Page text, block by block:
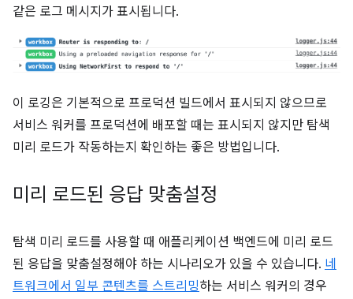
같은 로그 메시지가 표시됩니다.
이 로깅은 기본적으로 프로덕션 빌드에서 표시되지 않으므로
서비스 워커를 프로덕션에 배포할 때는 표시되지 않지만 탐색
미리 로드가 작동하는지 확인하는 좋은 방법입니다.
미리 로드된 응답 맞춤설정
탐색 미리 로드를 사용할 때 애플리케이션 백엔드에 미리 로드
된 응답을 맞춤설정해야 하는 시나리오가 있을 수 있습니다. 네
트워크에서 일부 콘텐츠를 스트리밍하는 서비스 워커의 경우